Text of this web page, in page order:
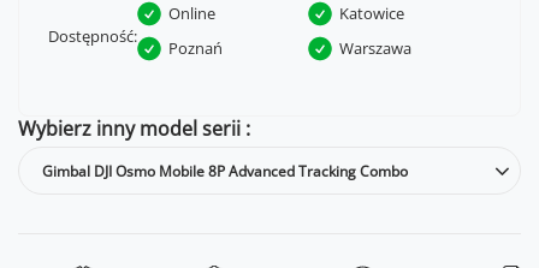
Wybierz inny model serii
Gimbal DJI Osmo Mobile 8P Advanced Tracking Combo
Dostępność:
Online
Katowice
Poznań
Warszawa